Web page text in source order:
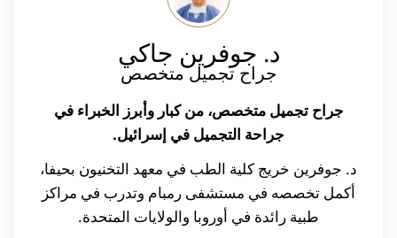
د. جوفرين جاكي
جراح تجميل متخصص
جراح تجميل متخصص، من كبار وأبرز الخبراء في
جراحة التجميل في إسرائيل.
د. جوفرين خريج كلية الطب في معهد التخنيون بحيفا،
أكمل تخصصه في مستشفى رمبام وتدرب في مراكز
طبية رائدة في أوروبا والولايات المتحدة.